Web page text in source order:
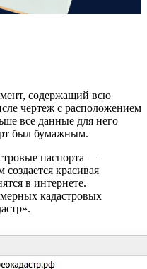
содержащий всю
чертеж с расположением
все данные для него
был бумажным.
паспорта —
красивая
в интернете.
кадастровых